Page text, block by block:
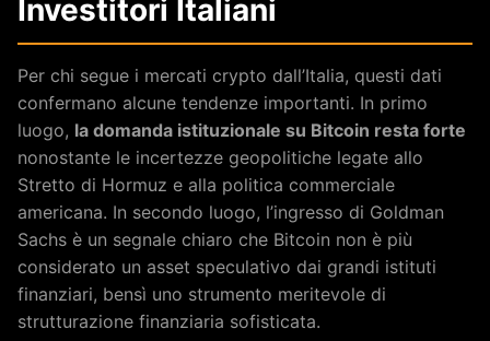
Investitori Italiani
Per chi segue i mercati crypto dall’Italia, questi dati
confermano alcune tendenze importanti. In primo
luogo, la domanda istituzionale su Bitcoin resta forte
nonostante le incertezze geopolitiche legate allo
Stretto di Hormuz e alla politica commerciale
americana. In secondo luogo, l’ingresso di Goldman
Sachs è un segnale chiaro che Bitcoin non è più
considerato un asset speculativo dai grandi istituti
finanziari, bensì uno strumento meritevole di
strutturazione finanziaria sofisticata.